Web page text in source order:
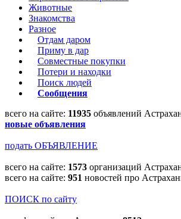
Животные
Знакомства
Разное
Отдам даром
Приму в дар
Совместные покупки
Потери и находки
Поиск людей
Сообщения
всего на сайте: 11935 объявлений
новые объявления
подать ОБЪЯВЛЕНИЕ
всего на сайте: 1573 организаций
всего на сайте: 951 новостей про
ПОИСК по сайту